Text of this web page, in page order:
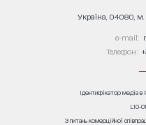
Україна, 04080, м.
е-mail:
Телефон:
Ідентифікатор медіа в
L10-
З питань комерційної